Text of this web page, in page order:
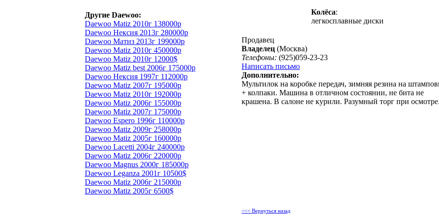
Другие Daewoo:
Daewoo Matiz 2010г 138000р
Daewoo Нексия 2013г 280000р
Daewoo Матиз 2013г 199000р
Daewoo Matiz 2010г 450000р
Daewoo Matiz 2010г 12000$
Daewoo Matiz best 2006г 175000р
Daewoo Нексия 1997г 112000р
Daewoo Matiz 2007г 195000р
Daewoo Matiz 2010г 192000р
Daewoo Matiz 2006г 155000р
Daewoo Matiz 2007г 175000р
Daewoo Espero 1996г 110000р
Daewoo Matiz 2009г 258000р
Daewoo Matiz 2005г 160000р
Daewoo Lacetti 2004г 240000р
Daewoo Matiz 2006г 220000р
Daewoo Magnus 2000г 185000р
Daewoo Leganza 2001г 10500$
Daewoo Matiz 2006г 215000р
Daewoo Matiz 2005г 6500$
Колёса:
легкосплавные диски
Продавец
Владелец (Москва)
Телефоны: (925)059-23-23
Написать письмо
Дополнительно:
Мультилок на коробке передач, зимняя резина на
+ колпаки. Машина в отличном состоянии, не бита не
крашена. В салоне не курили. Разумный торг при
<<< Вернуться назад